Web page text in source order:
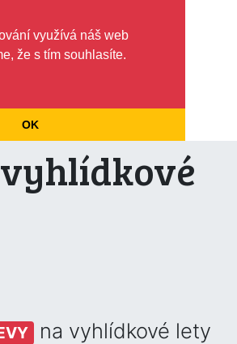
využívá náš web
že s tím souhlasíte.
OK
na vyhlídkové lety